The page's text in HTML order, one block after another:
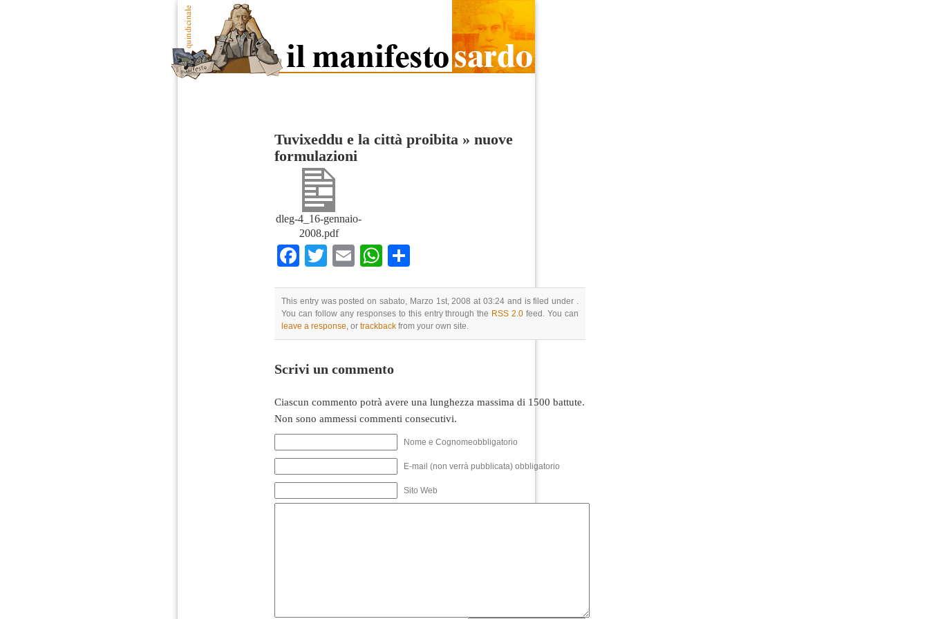
Tuvixeddu e la città proibita » nuove
formulazioni
dleg-4_16-gennaio-
2008.pdf
Facebook
TwitterEmailWhatsApp
This entry was posted on sabato, Marzo 1st, 2008 at 03:24 and is filed under .
You can follow any responses to this entry through the RSS 2.0 feed. You can
leave a response, or trackback from your own site.
Scrivi un commento
Ciascun commento potrà avere una lunghezza massima di 1500 battute.
Non sono ammessi commenti consecutivi.
Nome e Cognomeobbligatorio
E-mail (non verrà pubblicata) obbligatorio
Sito Web